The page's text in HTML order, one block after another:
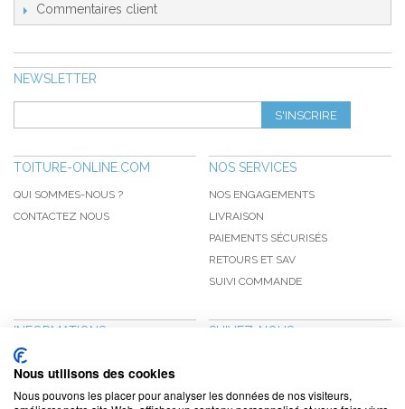
Commentaires client
NEWSLETTER
S'INSCRIRE
TOITURE-ONLINE.COM
QUI SOMMES-NOUS ?
CONTACTEZ NOUS
NOS SERVICES
NOS ENGAGEMENTS
LIVRAISON
PAIEMENTS SÉCURISÉS
RETOURS ET SAV
SUIVI COMMANDE
INFORMATIONS
NOUVEAUTÉS
PROMOTIONS
CGV
SUIVEZ-NOUS
NOTRE BLOG
Nous utilisons des cookies
Nous pouvons les placer pour analyser les données de nos visiteurs,